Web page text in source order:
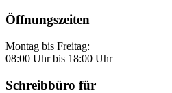
Öffnungszeiten
Montag bis Freitag:
08:00 Uhr bis 18:00 Uhr
Schreibbüro für